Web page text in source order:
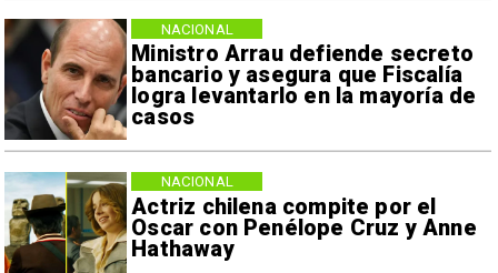
Ministro Arrau defiende secreto
bancario y asegura que Fiscalía
logra levantarlo en la mayoría de
casos
NACIONAL
Actriz chilena compite por el
Oscar con Penélope Cruz y Anne
Hathaway
NACIONAL